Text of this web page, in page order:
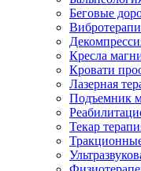
Беговые
Кресла
Кровати
Лазерная
Подъемник
Текар